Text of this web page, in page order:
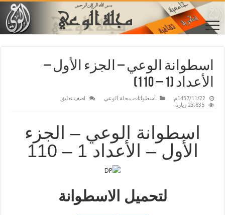
اسطوانة الوعي – الجزء الأول –
الأعداد (1 – 110)
1437/11/22م أسطوانات مجلة الوعي
اضف تعليق
23,835 زيارة
اسطوانة الوعي – الجزء
الأول – الأعداد 1 – 110
لتحميل الاسطوانة